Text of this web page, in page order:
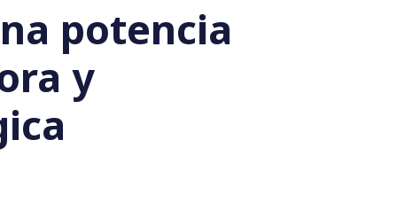
potencia
y